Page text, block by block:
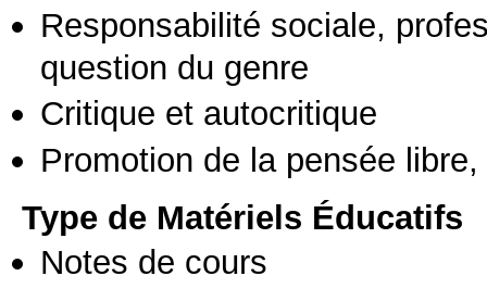
Responsabilité sociale,
question du genre
Critique et autocritique
Promotion de la pensée
Type de Matériels Éducatifs
Notes de cours